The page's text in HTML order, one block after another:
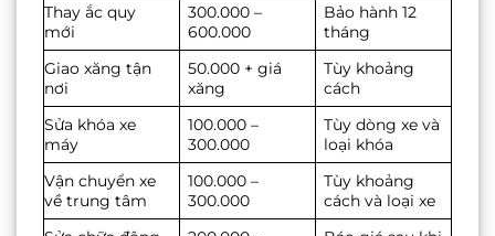
Thay ắc quy
mới
300.000 –
600.000
Bảo hành 12
tháng
Giao xăng tận
nơi
50.000 + giá
xăng
Tùy khoảng
cách
Sửa khóa xe
máy
100.000 –
300.000
Tùy dòng xe và
loại khóa
Vận chuyển xe
về trung tâm
100.000 –
300.000
Tùy khoảng
cách và loại xe